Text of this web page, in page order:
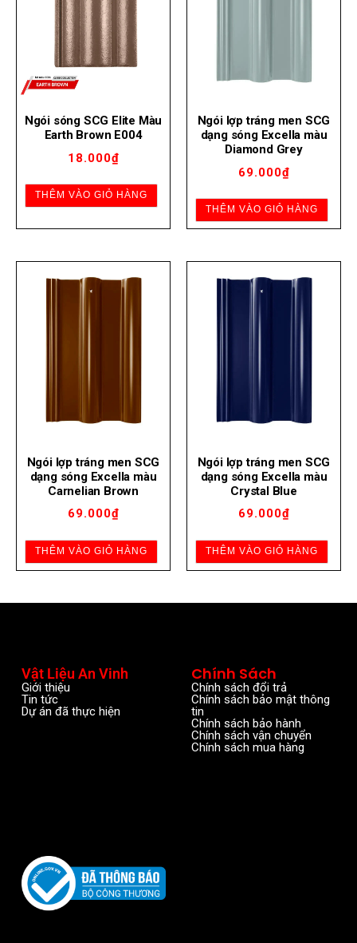
Ngói sóng SCG Elite Màu
Earth Brown E004
18.000₫
THÊM VÀO GIỎ HÀNG
Ngói lợp tráng men SCG
dạng sóng Excella màu
Diamond Grey
69.000₫
THÊM VÀO GIỎ HÀNG
Ngói lợp tráng men SCG
dạng sóng Excella màu
Carnelian Brown
69.000₫
THÊM VÀO GIỎ HÀNG
Ngói lợp tráng men SCG
dạng sóng Excella màu
Crystal Blue
69.000₫
THÊM VÀO GIỎ HÀNG
Vật Liệu An Vinh
Giới thiệu
Tin tức
Dự án đã thực hiện
Chính Sách
Chính sách đổi trả
Chính sách bảo mật thông
tin
Chính sách bảo hành
Chính sách vận chuyển
Chính sách mua hàng